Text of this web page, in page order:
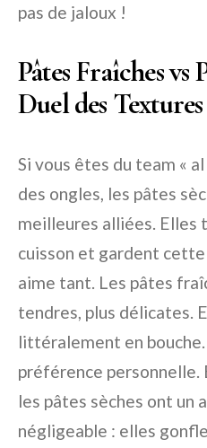
pas de jaloux !
Pâtes Fraîches vs
Duel des Textures
Si vous êtes du team «
des ongles, les pâtes
meilleures alliées. Elles
cuisson et gardent
aime tant. Les pâtes
tendres, plus délicates.
littéralement en
préférence personnelle.
les pâtes sèches ont un
négligeable : elles